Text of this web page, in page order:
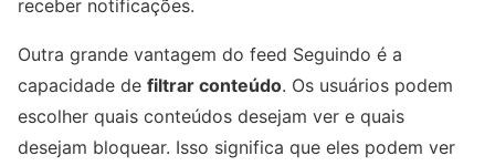
receber notificações.
Outra grande vantagem do feed Seguindo é a
capacidade de filtrar conteúdo. Os usuários podem
escolher quais conteúdos desejam ver e quais
desejam bloquear. Isso significa que eles podem ver